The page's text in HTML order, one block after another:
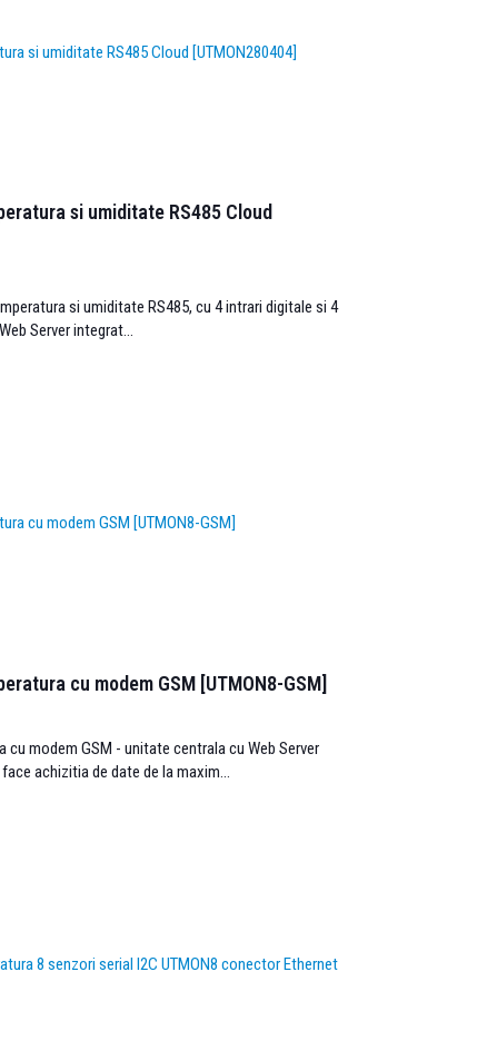
si umiditate RS485 Cloud
si umiditate RS485, cu 4 intrari digitale si 4
Server integrat...
cu modem GSM [UTMON8-GSM]
modem GSM - unitate centrala cu Web Server
achizitia de date de la maxim...